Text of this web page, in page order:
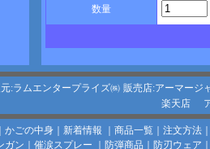
数量
:ラムエンタープライズ㈱ 販売店:アーマージ
楽天店
かごの中身｜ 新着情報 商品一覧｜ 注文方法
ガン 催涙スプレー 防弾商品 防刃ウェア